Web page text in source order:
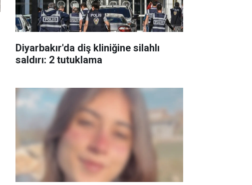
Diyarbakır'da diş kliniğine silahlı
saldırı: 2 tutuklama